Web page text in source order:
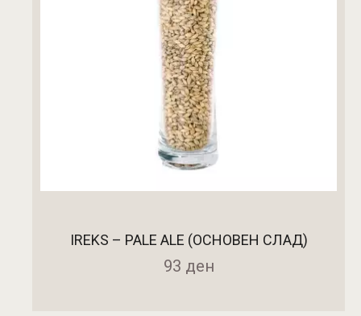
IREKS – PALE ALE (ОСНОВЕН СЛАД)
93 ден